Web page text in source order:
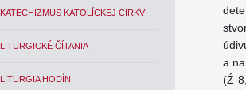
KATECHIZMUS KATOLÍCKEJ CIRKVI
LITURGICKÉ ČÍTANIA
LITURGIA HODÍN
a
(Ź